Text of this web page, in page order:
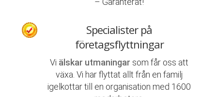
Specialister på
företagsflyttningar
Vi älskar utmaningar som får oss att
växa. Vi har flyttat allt från en familj
igelkottar till en organisation med 1600